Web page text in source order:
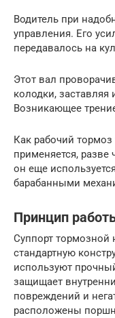
Водитель при
управления. Его
передавалось на
Этот вал
колодки, заставляя
Возникающее
Как рабочий
применяется, разве
он еще
барабанными
Принцип
Суппорт тормозной
стандартную
используют
защищает
повреждений и
расположены